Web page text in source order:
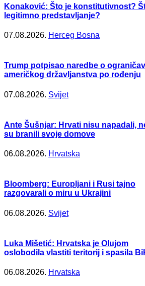
Konaković: Što je konstitutivnost?
legitimno predstavljanje?
07.08.2026. Herceg Bosna
Trump potpisao naredbe o
američkog državljanstva po rođenju
07.08.2026. Svijet
Ante Šušnjar: Hrvati nisu napadali,
su branili svoje domove
06.08.2026. Hrvatska
Bloomberg: Europljani i Rusi tajno
razgovarali o miru u Ukrajini
06.08.2026. Svijet
Luka Mišetić: Hrvatska je Olujom
oslobodila vlastiti teritorij i spasila
06.08.2026. Hrvatska